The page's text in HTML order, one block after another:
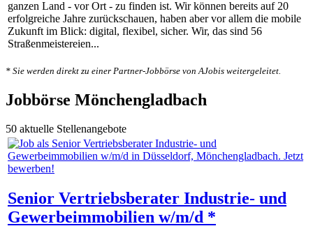
ganzen Land - vor Ort - zu finden ist. Wir können bereits auf 20
erfolgreiche Jahre zurückschauen, haben aber vor allem die mobile
Zukunft im Blick: digital, flexibel, sicher. Wir, das sind 56
Straßenmeistereien...
* Sie werden direkt zu einer Partner-Jobbörse von AJobis weitergeleitet.
Jobbörse Mönchengladbach
50 aktuelle Stellenangebote
Senior Vertriebsberater Industrie- und
Gewerbeimmobilien w/m/d *